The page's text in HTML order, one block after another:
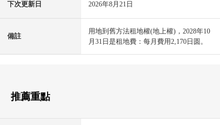
下次更新日 2026年8月21日
備註
用地到舊方法租地權(地上權)，2028年10
月31日是租地費：每月費用2,170日圆。
推薦重點